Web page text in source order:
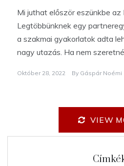
Mi juthat először eszünkbe az
Legtöbbünknek egy
a szakmai gyakorlatok adta
nagy utazás. Ha nem
Október 28, 2022 By Gáspár Noémi
VIEW